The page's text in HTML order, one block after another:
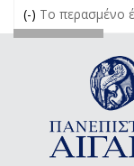
(-) Remove Το
Το περασμένο